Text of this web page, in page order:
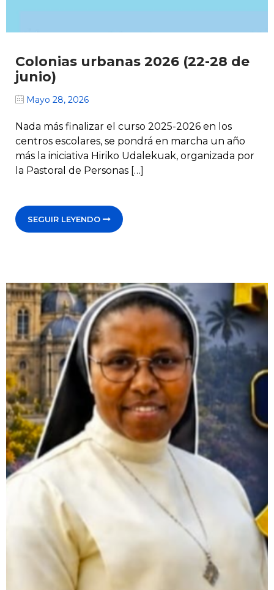
Colonias urbanas 2026 (22-28 de
junio)
Mayo 28, 2026
Nada más finalizar el curso 2025-2026 en los
centros escolares, se pondrá en marcha un año
más la iniciativa Hiriko Udalekuak, organizada por
la Pastoral de Personas […]
SEGUIR LEYENDO